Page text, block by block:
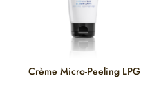
Crème Micro-Peeling LPG